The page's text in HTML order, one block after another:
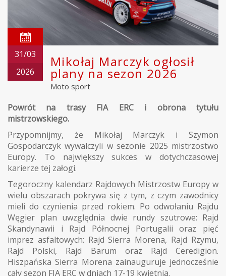
31/03
2026
Mikołaj Marczyk ogłosił
plany na sezon 2026
Moto sport
Powrót na trasy FIA ERC i obrona tytułu
mistrzowskiego.
Przypomnijmy, że Mikołaj Marczyk i Szymon
Gospodarczyk wywalczyli w sezonie 2025 mistrzostwo
Europy. To największy sukces w dotychczasowej
karierze tej załogi.
Tegoroczny kalendarz Rajdowych Mistrzostw Europy w
wielu obszarach pokrywa się z tym, z czym zawodnicy
mieli do czynienia przed rokiem. Po odwołaniu Rajdu
Węgier plan uwzględnia dwie rundy szutrowe: Rajd
Skandynawii i Rajd Północnej Portugalii oraz pięć
imprez asfaltowych: Rajd Sierra Morena, Rajd Rzymu,
Rajd Polski, Rajd Barum oraz Rajd Ceredigion.
Hiszpańska Sierra Morena zainauguruje jednocześnie
cały sezon FIA ERC w dniach 17-19 kwietnia.